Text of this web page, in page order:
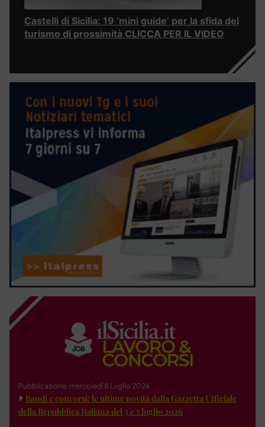
Castelli di Sicilia: 19 ‘mini guide’ per la sfida del
turismo di prossimità CLICCA PER IL VIDEO
Pubblicazione: mercoledì 8 Luglio 2026
Bandi e concorsi: le ultime novità dalla Gazzetta Ufficiale
della Repubblica Italiana del 3 e 7 luglio 2026